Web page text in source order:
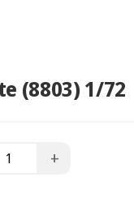
(8803) 1/72
+